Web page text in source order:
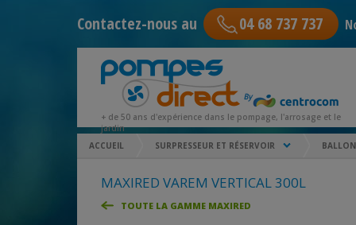
Contactez-nous au 04 68 737 737
+ de 50 ans d'expérience dans le pompage, l'arrosage et le
jardin
MAXIRED VAREM VERTICAL 300L
TOUTE LA GAMME MAXIRED
ACCUEIL SURPRESSEUR ET RÉSERVOIR